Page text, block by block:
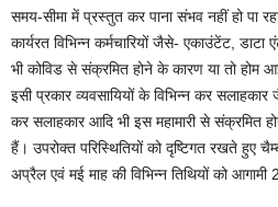
समय-सीमा में प्रस्तुत कर पाना संभव नहीं हो पा
कार्यरत विभिन्न कर्मचारियों जैसे- एकाउंटेंट,
भी कोविड से संक्रमित होने के कारण या तो
इसी प्रकार व्यवसायियों के विभिन्न कर
कर सलाहकार आदि भी इस महामारी से संक्रमित
हैं। उपरोक्त परिस्थितियों को दृष्टिगत रखते हुए
अप्रैल एवं मई माह की विभिन्न तिथियों को आगामी